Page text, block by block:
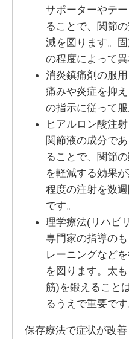
サポーターやテ
ることで、関節
減を図ります。
の程度によって異
消炎鎮痛剤の服用
痛みや炎症を抑
の指示に従って服
ヒアルロン酸注射
関節液の成分で
ることで、関節
を軽減する効果
程度の注射を数
です。
理学療法(リハビ
専門家の指導の
レーニングなど
を図ります。太
筋)を鍛えること
るうえで重要です
保存療法で症状が改